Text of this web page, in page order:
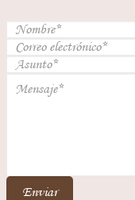
Enviar